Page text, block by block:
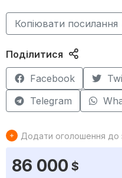
Копіювати посилання
Поділитися
Facebook
Telegram
Додати оголошення до
86 000 $